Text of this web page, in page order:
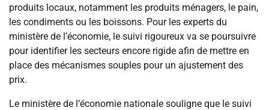
produits locaux, notamment les produits ménagers, le pain,
les condiments ou les boissons. Pour les experts du
ministère de l’économie, le suivi rigoureux va se poursuivre
pour identifier les secteurs encore rigide afin de mettre en
place des mécanismes souples pour un ajustement des
prix.
Le ministère de l’économie nationale souligne que le suivi